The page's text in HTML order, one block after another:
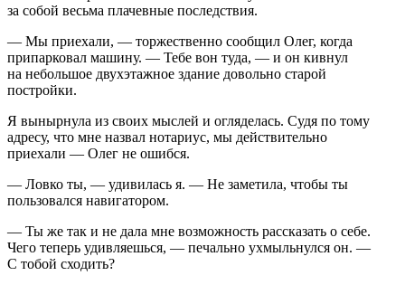
за собой весьма плачевные последствия.
— Мы приехали, — торжественно сообщил Олег, когда
припарковал машину. — Тебе вон туда, — и он кивнул
на небольшое двухэтажное здание довольно старой
постройки.
Я вынырнула из своих мыслей и огляделась. Судя по тому
адресу, что мне назвал нотариус, мы действительно
приехали — Олег не ошибся.
— Ловко ты, — удивилась я. — Не заметила, чтобы ты
пользовался навигатором.
— Ты же так и не дала мне возможность рассказать о себе.
Чего теперь удивляешься, — печально ухмыльнулся он. —
С тобой сходить?